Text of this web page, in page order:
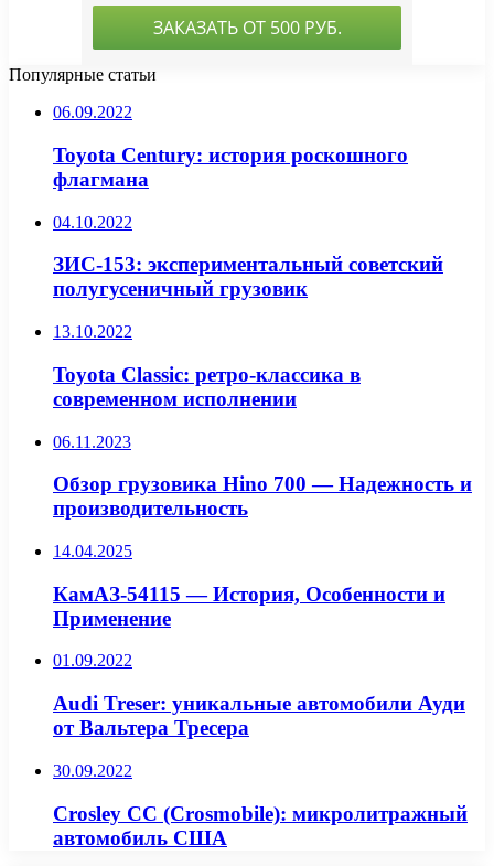
Популярные статьи
06.09.2022
Toyota Century: история роскошного
флагмана
04.10.2022
ЗИС-153: экспериментальный советский
полугусеничный грузовик
13.10.2022
Toyota Classic: ретро-классика в
современном исполнении
06.11.2023
Обзор грузовика Hino 700 — Надежность и
производительность
14.04.2025
КамАЗ-54115 — История, Особенности и
Применение
01.09.2022
Audi Treser: уникальные автомобили Ауди
от Вальтера Тресера
30.09.2022
Crosley CC (Crosmobile): микролитражный
автомобиль США